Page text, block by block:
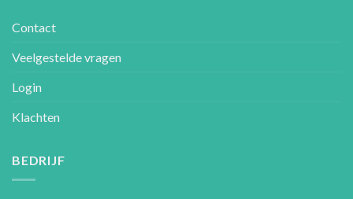
Contact
Veelgestelde vragen
Login
Klachten
BEDRIJF